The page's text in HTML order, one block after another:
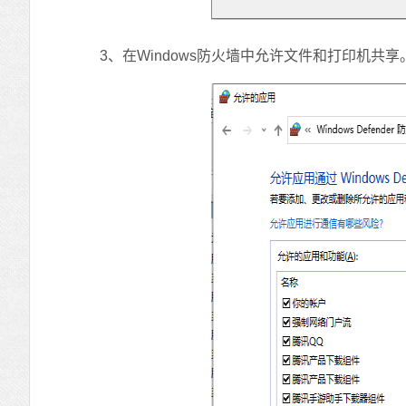
3、在Windows防火墙中允许文件和打印机共享